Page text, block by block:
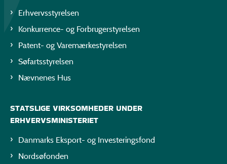
Erhvervsstyrelsen
Konkurrence- og Forbrugerstyrelsen
Patent- og Varemærkestyrelsen
Søfartsstyrelsen
Nævnenes Hus
STATSLIGE VIRKSOMHEDER UNDER
ERHVERVSMINISTERIET
Danmarks Eksport- og Investeringsfond
Nordsøfonden